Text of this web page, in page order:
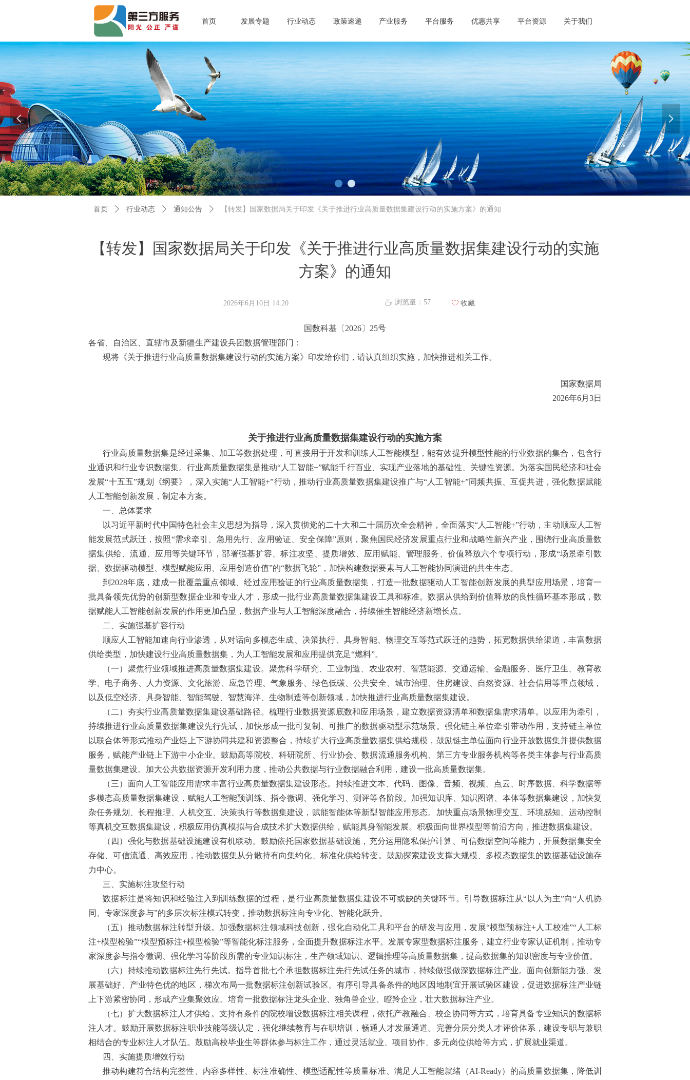
首页 发展专题 行业动态 政策速递 产业服务 平台服务 优惠共享 平台资源 关于我们
青岛市工业和信息化第三方服务联盟
Qingdao Software and Information technology services Alliance
查看更多>>
넳 넲
【转发】国家数据局关于印发《关于推进行业高质量数据集建设行动的实施
方案》的通知
首页 ꄲ 行业动态 ꄲ 通知公告 ꄲ 【转发】国家数据局关于印发《关于推进行业高质量数据集建设行动的实施方案》的通知
国数科基〔2026〕25号
各省、自治区、直辖市及新疆生产建设兵团数据管理部门：
现将《关于推进行业高质量数据集建设行动的实施方案》印发给你们，请认真组织实施，加快推进相关工作。
国家数据局
2026年6月3日
关于推进行业高质量数据集建设行动的实施方案
行业高质量数据集是经过采集、加工等数据处理，可直接用于开发和训练人工智能模型，能有效提升模型性能的行业数据的集合，包含行
业通识和行业专识数据集。行业高质量数据集是推动“人工智能+”赋能千行百业、实现产业落地的基础性、关键性资源。为落实国民经济和社会
发展“十五五”规划《纲要》，深入实施“人工智能+”行动，推动行业高质量数据集建设推广与“人工智能+”同频共振、互促共进，强化数据赋能
人工智能创新发展，制定本方案。
一、总体要求
以习近平新时代中国特色社会主义思想为指导，深入贯彻党的二十大和二十届历次全会精神，全面落实“人工智能+”行动，主动顺应人工智
能发展范式跃迁，按照“需求牵引、急用先行、应用验证、安全保障”原则，聚焦国民经济发展重点行业和战略性新兴产业，围绕行业高质量数
据集供给、流通、应用等关键环节，部署强基扩容、标注攻坚、提质增效、应用赋能、管理服务、价值释放六个专项行动，形成“场景牵引数
据、数据驱动模型、模型赋能应用、应用创造价值”的“数据飞轮”，加快构建数据要素与人工智能协同演进的共生生态。
到2028年底，建成一批覆盖重点领域、经过应用验证的行业高质量数据集，打造一批数据驱动人工智能创新发展的典型应用场景，培育一
批具备领先优势的创新型数据企业和专业人才，形成一批行业高质量数据集建设工具和标准。数据从供给到价值释放的良性循环基本形成，数
据赋能人工智能创新发展的作用更加凸显，数据产业与人工智能深度融合，持续催生智能经济新增长点。
二、实施强基扩容行动
顺应人工智能加速向行业渗透，从对话向多模态生成、决策执行、具身智能、物理交互等范式跃迁的趋势，拓宽数据供给渠道，丰富数据
供给类型，加快建设行业高质量数据集，为人工智能发展和应用提供充足“燃料”。
（一）聚焦行业领域推进高质量数据集建设。聚焦科学研究、工业制造、农业农村、智慧能源、交通运输、金融服务、医疗卫生、教育教
学、电子商务、人力资源、文化旅游、应急管理、气象服务、绿色低碳、公共安全、城市治理、住房建设、自然资源、社会信用等重点领域，
以及低空经济、具身智能、智能驾驶、智慧海洋、生物制造等创新领域，加快推进行业高质量数据集建设。
（二）夯实行业高质量数据集建设基础路径。梳理行业数据资源底数和应用场景，建立数据资源清单和数据集需求清单。以应用为牵引，
持续推进行业高质量数据集建设先行先试，加快形成一批可复制、可推广的数据驱动型示范场景。强化链主单位牵引带动作用，支持链主单位
以联合体等形式推动产业链上下游协同共建和资源整合，持续扩大行业高质量数据集供给规模，鼓励链主单位面向行业开放数据集并提供数据
服务，赋能产业链上下游中小企业。鼓励高等院校、科研院所、行业协会、数据流通服务机构、第三方专业服务机构等各类主体参与行业高质
量数据集建设。加大公共数据资源开发利用力度，推动公共数据与行业数据融合利用，建设一批高质量数据集。
（三）面向人工智能应用需求丰富行业高质量数据集建设形态。持续推进文本、代码、图像、音频、视频、点云、时序数据、科学数据等
多模态高质量数据集建设，赋能人工智能预训练、指令微调、强化学习、测评等各阶段。加强知识库、知识图谱、本体等数据集建设，加快复
杂任务规划、长程推理、人机交互、决策执行等数据集建设，赋能智能体等新型智能应用形态。加快重点场景物理交互、环境感知、运动控制
等真机交互数据集建设，积极应用仿真模拟与合成技术扩大数据供给，赋能具身智能发展。积极面向世界模型等前沿方向，推进数据集建设。
（四）强化与数据基础设施建设有机联动。鼓励依托国家数据基础设施，充分运用隐私保护计算、可信数据空间等能力，开展数据集安全
存储、可信流通、高效应用，推动数据集从分散持有向集约化、标准化供给转变。鼓励探索建设支撑大规模、多模态数据集的数据基础设施存
力中心。
三、实施标注攻坚行动
数据标注是将知识和经验注入到训练数据的过程，是行业高质量数据集建设不可或缺的关键环节。引导数据标注从“以人为主”向“人机协
同、专家深度参与”的多层次标注模式转变，推动数据标注向专业化、智能化跃升。
（五）推动数据标注转型升级。加强数据标注领域科技创新，强化自动化工具和平台的研发与应用，发展“模型预标注+人工校准”“人工标
注+模型检验”“模型预标注+模型检验”等智能化标注服务，全面提升数据标注水平。发展专家型数据标注服务，建立行业专家认证机制，推动专
家深度参与指令微调、强化学习等阶段所需的专业知识标注，生产领域知识、逻辑推理等高质量数据集，提高数据集的知识密度与专业价值。
（六）持续推动数据标注先行先试。指导首批七个承担数据标注先行先试任务的城市，持续做强做深数据标注产业。面向创新能力强、发
展基础好、产业特色优的地区，梯次布局一批数据标注创新试验区。有序引导具备条件的地区因地制宜开展试验区建设，促进数据标注产业链
上下游紧密协同，形成产业集聚效应。培育一批数据标注龙头企业、独角兽企业、瞪羚企业，壮大数据标注产业。
（七）扩大数据标注人才供给。支持有条件的院校增设数据标注相关课程，依托产教融合、校企协同等方式，培育具备专业知识的数据标
注人才。鼓励开展数据标注职业技能等级认定，强化继续教育与在职培训，畅通人才发展通道。完善分层分类人才评价体系，建设专职与兼职
相结合的专业标注人才队伍。鼓励高校毕业生等群体参与标注工作，通过灵活就业、项目协作、多元岗位供给等方式，扩展就业渠道。
四、实施提质增效行动
推动构建符合结构完整性、内容多样性、标注准确性、模型适配性等质量标准、满足人工智能就绪（AI-Ready）的高质量数据集，降低训
2026年6月10日 14:20 ꄘ 浏览量： 57 ꄀ 收藏